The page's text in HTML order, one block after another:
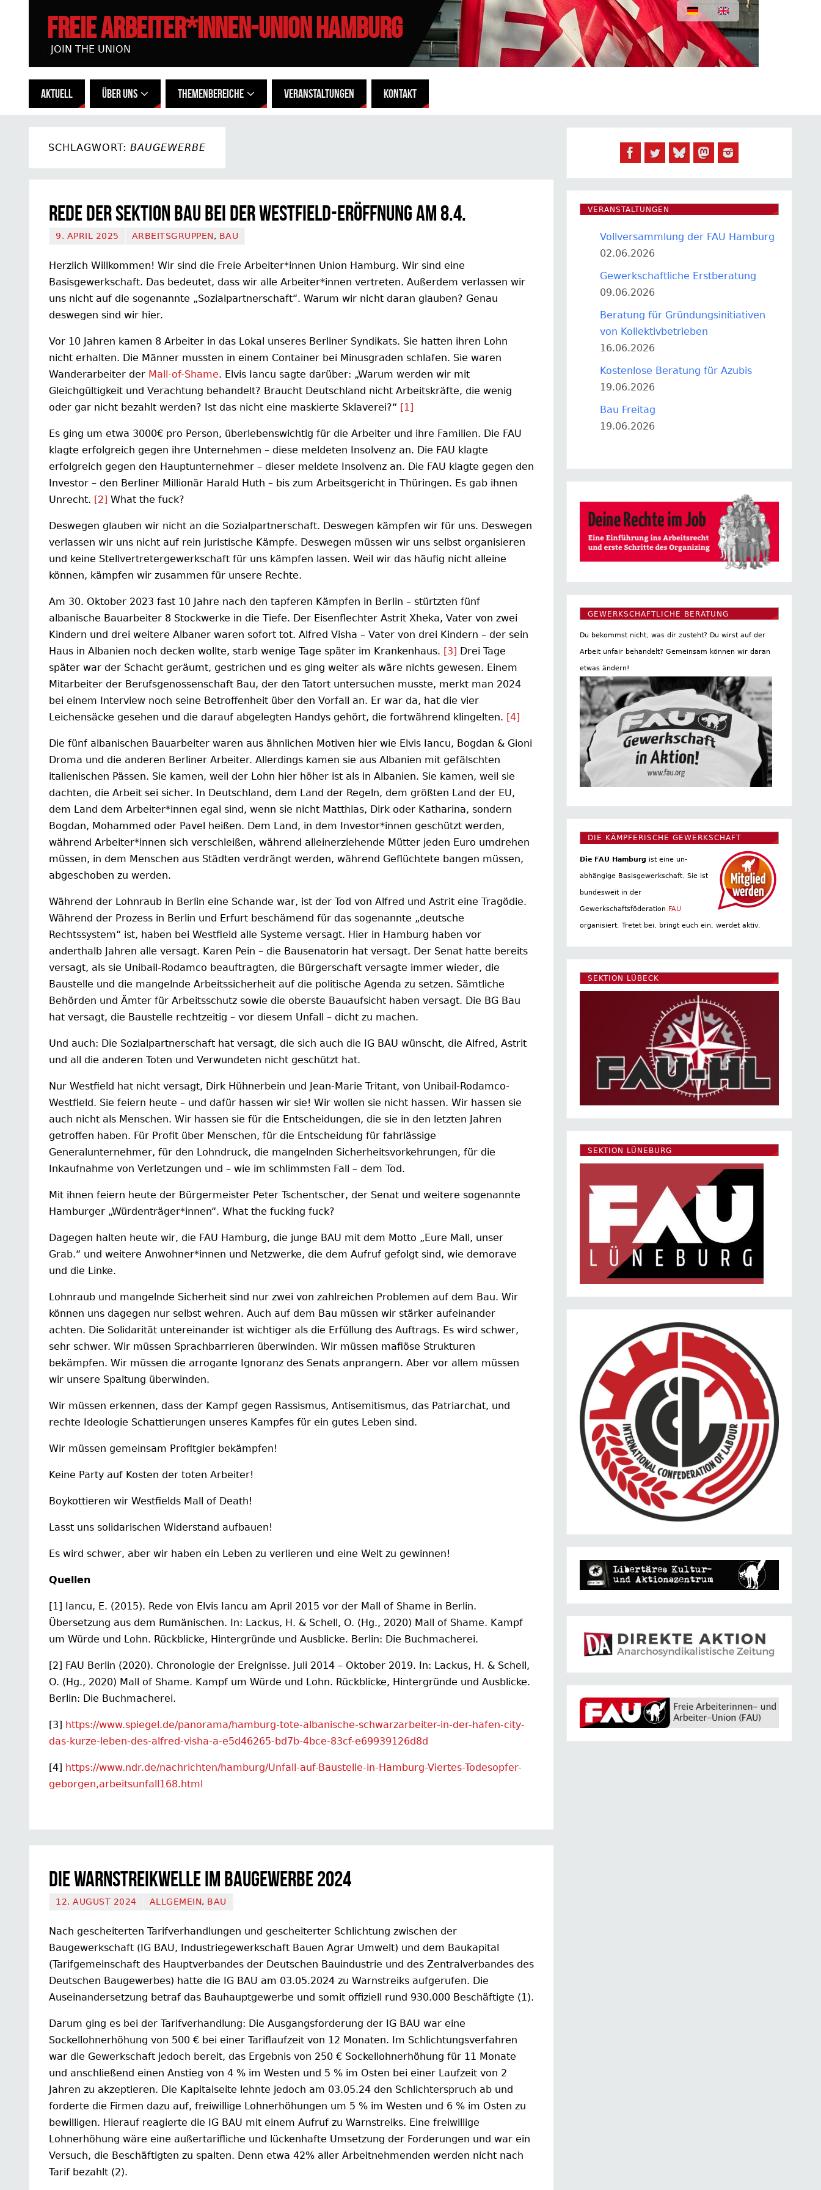
FREIE ARBEITER*INNEN-UNION HAMBURG
JOIN THE UNION
AKTUELL ÜBER UNS THEMENBEREICHE VERANSTALTUNGEN KONTAKT
SCHLAGWORT: BAUGEWERBE
Rede der Sektion Bau bei der Westfield-Eröffnung am 8.4.
9. APRIL 2025 ARBEITSGRUPPEN, BAU
Herzlich Willkommen! Wir sind die Freie Arbeiter*innen Union Hamburg. Wir sind eine
Basisgewerkschaft. Das bedeutet, dass wir alle Arbeiter*innen vertreten. Außerdem verlassen wir
uns nicht auf die sogenannte „Sozialpartnerschaft“. Warum wir nicht daran glauben? Genau
deswegen sind wir hier.
Vor 10 Jahren kamen 8 Arbeiter in das Lokal unseres Berliner Syndikats. Sie hatten ihren Lohn
nicht erhalten. Die Männer mussten in einem Container bei Minusgraden schlafen. Sie waren
Wanderarbeiter der Mall-of-Shame. Elvis Iancu sagte darüber: „Warum werden wir mit
Gleichgültigkeit und Verachtung behandelt? Braucht Deutschland nicht Arbeitskräfte, die wenig
oder gar nicht bezahlt werden? Ist das nicht eine maskierte Sklaverei?“ [1]
Es ging um etwa 3000€ pro Person, überlebenswichtig für die Arbeiter und ihre Familien. Die FAU
klagte erfolgreich gegen ihre Unternehmen – diese meldeten Insolvenz an. Die FAU klagte
erfolgreich gegen den Hauptunternehmer – dieser meldete Insolvenz an. Die FAU klagte gegen den
Investor – den Berliner Millionär Harald Huth – bis zum Arbeitsgericht in Thüringen. Es gab ihnen
Unrecht. [2] What the fuck?
Deswegen glauben wir nicht an die Sozialpartnerschaft. Deswegen kämpfen wir für uns. Deswegen
verlassen wir uns nicht auf rein juristische Kämpfe. Deswegen müssen wir uns selbst organisieren
und keine Stellvertretergewerkschaft für uns kämpfen lassen. Weil wir das häufig nicht alleine
können, kämpfen wir zusammen für unsere Rechte.
Am 30. Oktober 2023 fast 10 Jahre nach den tapferen Kämpfen in Berlin – stürtzten fünf
albanische Bauarbeiter 8 Stockwerke in die Tiefe. Der Eisenflechter Astrit Xheka, Vater von zwei
Kindern und drei weitere Albaner waren sofort tot. Alfred Visha – Vater von drei Kindern – der sein
Haus in Albanien noch decken wollte, starb wenige Tage später im Krankenhaus. [3] Drei Tage
später war der Schacht geräumt, gestrichen und es ging weiter als wäre nichts gewesen. Einem
Mitarbeiter der Berufsgenossenschaft Bau, der den Tatort untersuchen musste, merkt man 2024
bei einem Interview noch seine Betroffenheit über den Vorfall an. Er war da, hat die vier
Leichensäcke gesehen und die darauf abgelegten Handys gehört, die fortwährend klingelten. [4]
Die fünf albanischen Bauarbeiter waren aus ähnlichen Motiven hier wie Elvis Iancu, Bogdan & Gioni
Droma und die anderen Berliner Arbeiter. Allerdings kamen sie aus Albanien mit gefälschten
italienischen Pässen. Sie kamen, weil der Lohn hier höher ist als in Albanien. Sie kamen, weil sie
dachten, die Arbeit sei sicher. In Deutschland, dem Land der Regeln, dem größten Land der EU,
dem Land dem Arbeiter*innen egal sind, wenn sie nicht Matthias, Dirk oder Katharina, sondern
Bogdan, Mohammed oder Pavel heißen. Dem Land, in dem Investor*innen geschützt werden,
während Arbeiter*innen sich verschleißen, während alleinerziehende Mütter jeden Euro umdrehen
müssen, in dem Menschen aus Städten verdrängt werden, während Geflüchtete bangen müssen,
abgeschoben zu werden.
Während der Lohnraub in Berlin eine Schande war, ist der Tod von Alfred und Astrit eine Tragödie.
Während der Prozess in Berlin und Erfurt beschämend für das sogenannte „deutsche
Rechtssystem“ ist, haben bei Westfield alle Systeme versagt. Hier in Hamburg haben vor
anderthalb Jahren alle versagt. Karen Pein – die Bausenatorin hat versagt. Der Senat hatte bereits
versagt, als sie Unibail-Rodamco beauftragten, die Bürgerschaft versagte immer wieder, die
Baustelle und die mangelnde Arbeitssicherheit auf die politische Agenda zu setzen. Sämtliche
Behörden und Ämter für Arbeitsschutz sowie die oberste Bauaufsicht haben versagt. Die BG Bau
hat versagt, die Baustelle rechtzeitig – vor diesem Unfall – dicht zu machen.
Und auch: Die Sozialpartnerschaft hat versagt, die sich auch die IG BAU wünscht, die Alfred, Astrit
und all die anderen Toten und Verwundeten nicht geschützt hat.
Nur Westfield hat nicht versagt, Dirk Hühnerbein und Jean-Marie Tritant, von Unibail-Rodamco-
Westfield. Sie feiern heute – und dafür hassen wir sie! Wir wollen sie nicht hassen. Wir hassen sie
auch nicht als Menschen. Wir hassen sie für die Entscheidungen, die sie in den letzten Jahren
getroffen haben. Für Profit über Menschen, für die Entscheidung für fahrlässige
Generalunternehmer, für den Lohndruck, die mangelnden Sicherheitsvorkehrungen, für die
Inkaufnahme von Verletzungen und – wie im schlimmsten Fall – dem Tod.
Mit ihnen feiern heute der Bürgermeister Peter Tschentscher, der Senat und weitere sogenannte
Hamburger „Würdenträger*innen“. What the fucking fuck?
Dagegen halten heute wir, die FAU Hamburg, die junge BAU mit dem Motto „Eure Mall, unser
Grab.“ und weitere Anwohner*innen und Netzwerke, die dem Aufruf gefolgt sind, wie demorave
und die Linke.
Lohnraub und mangelnde Sicherheit sind nur zwei von zahlreichen Problemen auf dem Bau. Wir
können uns dagegen nur selbst wehren. Auch auf dem Bau müssen wir stärker aufeinander
achten. Die Solidarität untereinander ist wichtiger als die Erfüllung des Auftrags. Es wird schwer,
sehr schwer. Wir müssen Sprachbarrieren überwinden. Wir müssen mafiöse Strukturen
bekämpfen. Wir müssen die arrogante Ignoranz des Senats anprangern. Aber vor allem müssen
wir unsere Spaltung überwinden.
Wir müssen erkennen, dass der Kampf gegen Rassismus, Antisemitismus, das Patriarchat, und
rechte Ideologie Schattierungen unseres Kampfes für ein gutes Leben sind.
Wir müssen gemeinsam Profitgier bekämpfen!
Keine Party auf Kosten der toten Arbeiter!
Boykottieren wir Westfields Mall of Death!
Lasst uns solidarischen Widerstand aufbauen!
Es wird schwer, aber wir haben ein Leben zu verlieren und eine Welt zu gewinnen!
Quellen
[1] Iancu, E. (2015). Rede von Elvis Iancu am April 2015 vor der Mall of Shame in Berlin.
Übersetzung aus dem Rumänischen. In: Lackus, H. & Schell, O. (Hg., 2020) Mall of Shame. Kampf
um Würde und Lohn. Rückblicke, Hintergründe und Ausblicke. Berlin: Die Buchmacherei.
[2] FAU Berlin (2020). Chronologie der Ereignisse. Juli 2014 – Oktober 2019. In: Lackus, H. & Schell,
O. (Hg., 2020) Mall of Shame. Kampf um Würde und Lohn. Rückblicke, Hintergründe und Ausblicke.
Berlin: Die Buchmacherei.
[3] https://www.spiegel.de/panorama/hamburg-tote-albanische-schwarzarbeiter-in-der-hafen-city-
das-kurze-leben-des-alfred-visha-a-e5d46265-bd7b-4bce-83cf-e69939126d8d
[4] https://www.ndr.de/nachrichten/hamburg/Unfall-auf-Baustelle-in-Hamburg-Viertes-Todesopfer-
geborgen,arbeitsunfall168.html
Die Warnstreikwelle im Baugewerbe 2024
12. AUGUST 2024 ALLGEMEIN, BAU
Nach gescheiterten Tarifverhandlungen und gescheiterter Schlichtung zwischen der
Baugewerkschaft (IG BAU, Industriegewerkschaft Bauen Agrar Umwelt) und dem Baukapital
(Tarifgemeinschaft des Hauptverbandes der Deutschen Bauindustrie und des Zentralverbandes des
Deutschen Baugewerbes) hatte die IG BAU am 03.05.2024 zu Warnstreiks aufgerufen. Die
Auseinandersetzung betraf das Bauhauptgewerbe und somit offiziell rund 930.000 Beschäftigte (1).
Darum ging es bei der Tarifverhandlung: Die Ausgangsforderung der IG BAU war eine
Sockellohnerhöhung von 500 € bei einer Tariflaufzeit von 12 Monaten. Im Schlichtungsverfahren
war die Gewerkschaft jedoch bereit, das Ergebnis von 250 € Sockellohnerhöhung für 11 Monate
und anschließend einen Anstieg von 4 % im Westen und 5 % im Osten bei einer Laufzeit von 2
Jahren zu akzeptieren. Die Kapitalseite lehnte jedoch am 03.05.24 den Schlichterspruch ab und
forderte die Firmen dazu auf, freiwillige Lohnerhöhungen um 5 % im Westen und 6 % im Osten zu
bewilligen. Hierauf reagierte die IG BAU mit einem Aufruf zu Warnstreiks. Eine freiwillige
Lohnerhöhung wäre eine außertarifliche und lückenhafte Umsetzung der Forderungen und war ein
Versuch, die Beschäftigten zu spalten. Denn etwa 42% aller Arbeitnehmenden werden nicht nach
Tarif bezahlt (2).
VERANSTALTUNGEN
Vollversammlung der FAU Hamburg
02.06.2026
Gewerkschaftliche Erstberatung
09.06.2026
Beratung für Gründungsinitiativen
von Kollektivbetrieben
16.06.2026
Kostenlose Beratung für Azubis
19.06.2026
Bau Freitag
19.06.2026
GEWERKSCHAFTLICHE BERATUNG
Du bekommst nicht, was dir zusteht? Du wirst auf der
Arbeit unfair behandelt? Gemeinsam können wir daran
etwas ändern!
DIE KÄMPFERISCHE GEWERKSCHAFT
Die FAU Hamburg ist eine un­
abhängige Basis­gewerkschaft. Sie ist
bundesweit in der
Gewerkschaftsföderation FAU
organisiert. Tretet bei, bringt euch ein, werdet aktiv.
SEKTION LÜBECK
SEKTION LÜNEBURG